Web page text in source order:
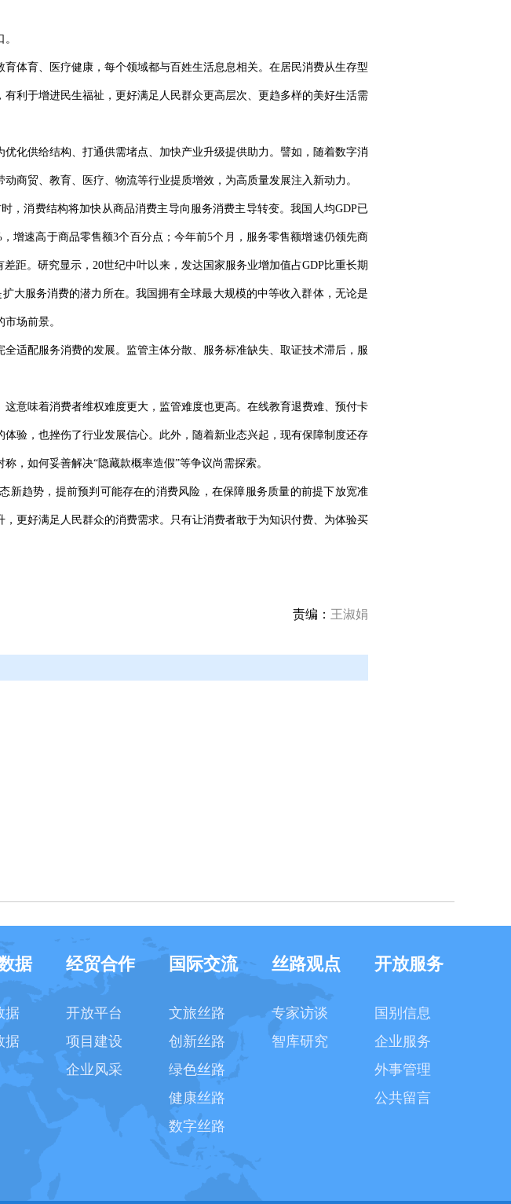
体育、医疗健康，每个领域都与百姓生活息息相关。在居民消费从生存型
利于增进民生福祉，更好满足人民群众更高层次、更趋多样的美好生活需
化供给结构、打通供需堵点、加快产业升级提供助力。譬如，随着数字消
商贸、教育、医疗、物流等行业提质增效，为高质量发展注入新动力。
，消费结构将加快从商品消费主导向服务消费主导转变。我国人均GDP已
增速高于商品零售额3个百分点；今年前5个月，服务零售额增速仍领先商
距。研究显示，20世纪中叶以来，发达国家服务业增加值占GDP比重长期
大服务消费的潜力所在。我国拥有全球最大规模的中等收入群体，无论是
场前景。
适配服务消费的发展。监管主体分散、服务标准缺失、取证技术滞后，服
意味着消费者维权难度更大，监管难度也更高。在线教育退费难、预付卡
验，也挫伤了行业发展信心。此外，随着新业态兴起，现有保障制度还存
，如何妥善解决“隐藏款概率造假”等争议尚需探索。
新趋势，提前预判可能存在的消费风险，在保障服务质量的前提下放宽准
更好满足人民群众的消费需求。只有让消费者敢于为知识付费、为体验买
责编： 王淑娟
据
据
据
经贸合作
开放平台
项目建设
企业风采
国际交流
文旅丝路
创新丝路
绿色丝路
健康丝路
数字丝路
丝路观点
专家访谈
智库研究
开放服务
国别信息
企业服务
外事管理
公共留言